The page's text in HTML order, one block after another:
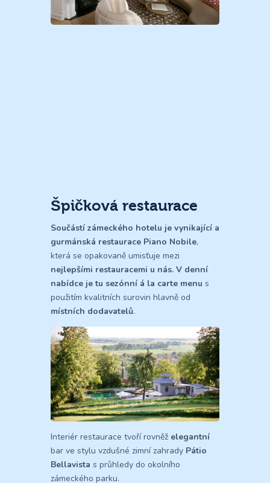
Špičková restaurace
Součástí zámeckého hotelu je vynikající a
gurmánská restaurace Piano Nobile,
která se opakovaně umisťuje mezi
nejlepšími restauracemi u nás. V denní
nabídce je tu sezónní á la carte menu s
použitím kvalitních surovin hlavně od
místních dodavatelů.
Interiér restaurace tvoří rovněž elegantní
bar ve stylu vzdušné zimní zahrady Pátio
Bellavista s průhledy do okolního
zámeckého parku.